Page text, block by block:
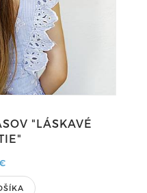
"LÁSKAVÉ